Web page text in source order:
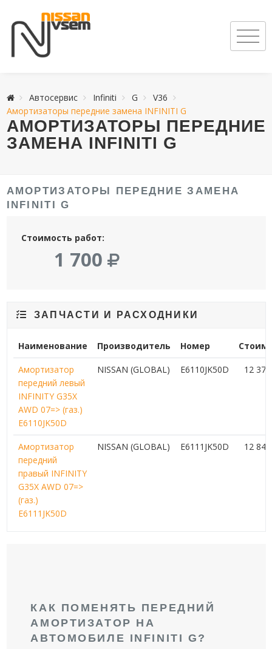
Автосервис Infiniti G
V36
Амортизаторы передние замена INFINITI G
АМОРТИЗАТОРЫ ПЕРЕДНИЕ
ЗАМЕНА INFINITI G
АМОРТИЗАТОРЫ ПЕРЕДНИЕ ЗАМЕНА
INFINITI G
Стоимость работ:
1 700
ЗАПЧАСТИ И РАСХОДНИКИ
Наименование Производитель Номер
Амортизатор
передний левый
INFINITY G35X
AWD 07=> (газ.)
E6110JK50D
NISSAN (GLOBAL) E6110JK50D 12
Амортизатор
передний
правый INFINITY
G35X AWD 07=>
(газ.)
E6111JK50D
NISSAN (GLOBAL) E6111JK50D 12
КАК ПОМЕНЯТЬ ПЕРЕДНИЙ
АМОРТИЗАТОР НА
АВТОМОБИЛЕ INFINITI G?